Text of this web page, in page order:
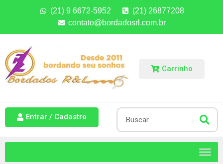
(21) 9 6672-5952
(21) 26877208
contato@bordadosrl.com.br
Carrinho
Entrar / Cadastro